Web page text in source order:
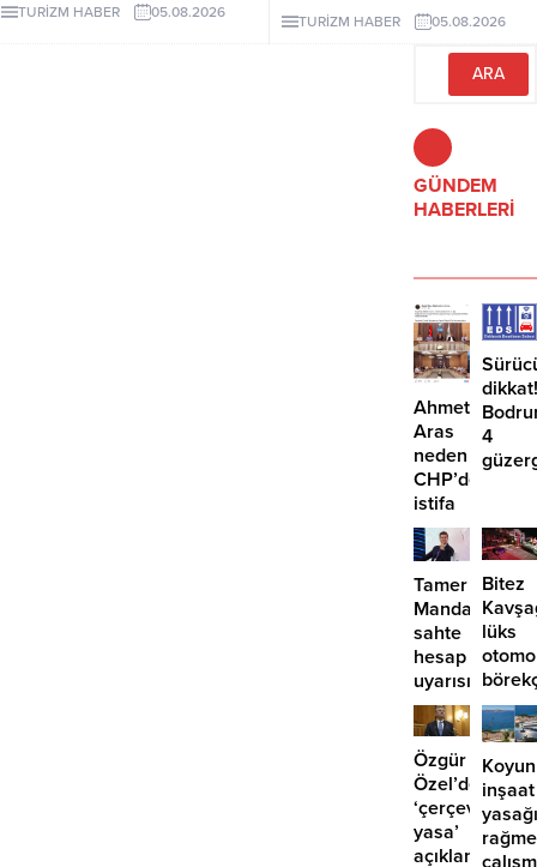
TURİZM HABER 05.08.2026
gündeme geldi. Projeye 17 bin
286 metrekare orman vasıflı
TURİZM HABER 05.08.2026
GÜNDEM
HABERLERİ
Ahmet
Aras
neden
CHP’den
istifa
etmiyor?
dikkat!
4
Tamer
sahte
hesap
uyarısı
Bitez
lüks
girdi:
2
Özgür
Özel’den
‘çerçeve
yasa’
açıklaması:
inşaat